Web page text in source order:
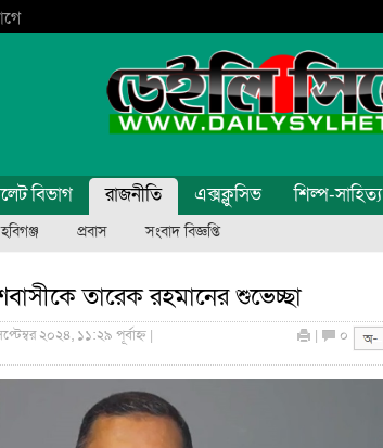
বিভাগ রাজনীতি এক্সক্লুসিভ শিল্প-সাহিত্য
হবিগঞ্জ প্রবাস সংবাদ বিজ্ঞপ্তি
তারেক রহমানের শুভেচ্ছা
২০২৪, ১১:২৯ পূর্বাহ্ন |
| ০